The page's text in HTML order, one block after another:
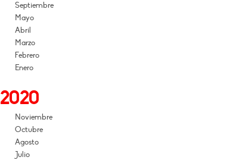
Septiembre
Mayo
Abril
Marzo
Febrero
Enero
2020
Noviembre
Octubre
Agosto
Julio